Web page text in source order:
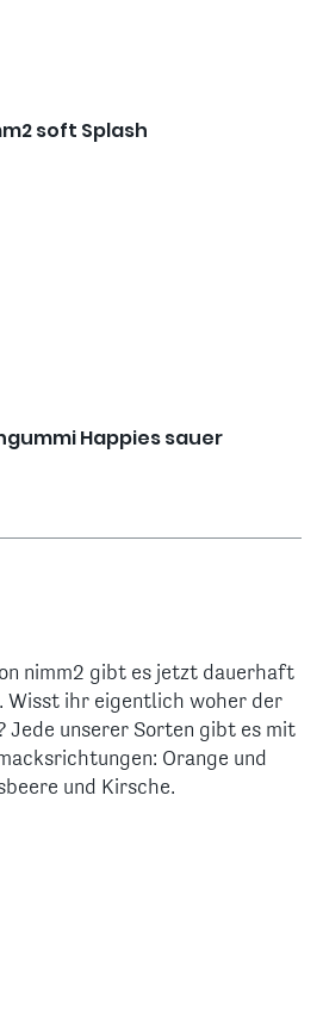
soft Splash
Happies sauer
nimm2 gibt es jetzt dauerhaft
Wisst ihr eigentlich woher der
Jede unserer Sorten gibt es mit
Orange und
und Kirsche.